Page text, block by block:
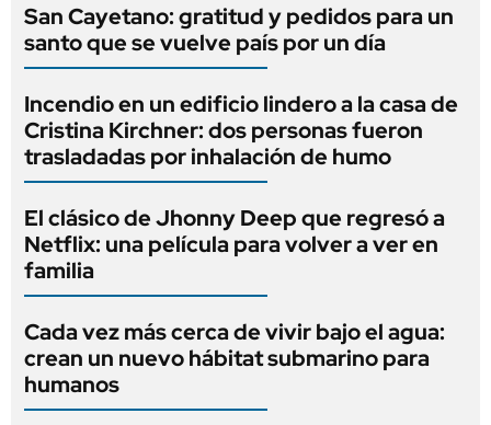
San Cayetano: gratitud y pedidos para un
santo que se vuelve país por un día
Incendio en un edificio lindero a la casa de
Cristina Kirchner: dos personas fueron
trasladadas por inhalación de humo
El clásico de Jhonny Deep que regresó a
Netflix: una película para volver a ver en
familia
Cada vez más cerca de vivir bajo el agua:
crean un nuevo hábitat submarino para
humanos